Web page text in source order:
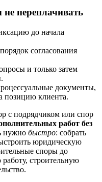
переплачивать
до начала
согласования
и только затем
документы,
позицию клиента.
с подрядчиком или спор
работ без
нужно быстро: собрать
юридическую
споры до
строительную